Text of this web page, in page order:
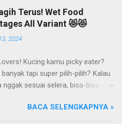
Perusahaan ini bergerak di
perlengkapan kucing, seperti Cat
Cat Accessories, Cat Food, Cat
Cat Litter, dan lain-lain.
Arthacat Tirta Surya ini, ada
Litter, Sandbox/Cat Litter, Cat
Pet Bowl, Stratcher, dan masih
cuman jadi merk pasir tofu dari PT
Terus! Wet Food
All Variant 😻😻
2024
Kucing kamu picky eater?
tapi super pilih-pilih? Kalau
nggak sesuai selera, bisa-bisa dia
Pokoknya si Kucing bakal selektif
soal makanan deh! Duh, agak
BACA SELENGKAPNYA »